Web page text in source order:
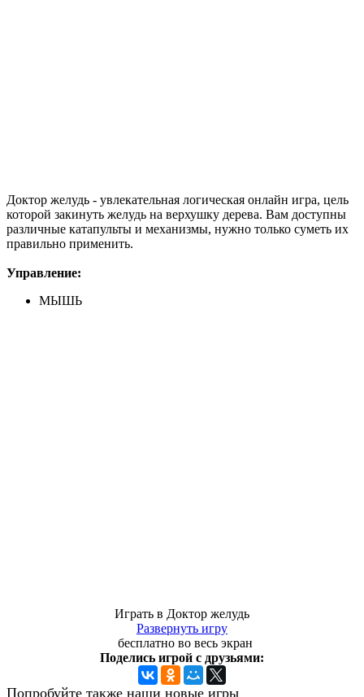
Доктор желудь - увлекательная логическая онлайн игра, цель
которой закинуть желудь на верхушку дерева. Вам доступны
различные катапульты и механизмы, нужно только суметь их
правильно применить.
Управление:
МЫШЬ
Играть в Доктор желудь
Развернуть игру
бесплатно во весь экран
Поделись игрой с друзьями:
Попробуйте также наши новые игры